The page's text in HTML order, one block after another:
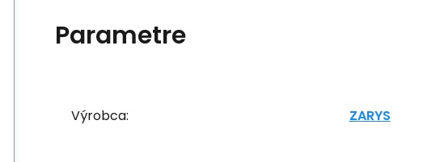
Parametre
Výrobca: ZARYS